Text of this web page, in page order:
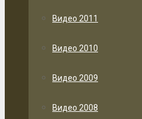
Видео 2011
Видео 2010
Видео 2009
Видео 2008